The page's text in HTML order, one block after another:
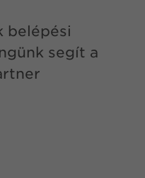
belépési
segít a